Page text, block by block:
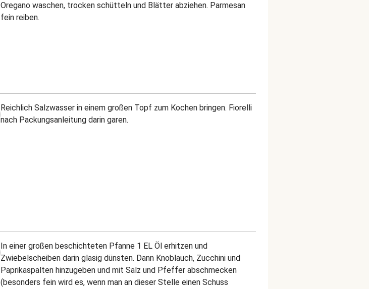
Oregano waschen, trocken schütteln und Blätter abziehen. Parmesan
fein reiben.
Reichlich Salzwasser in einem großen Topf zum Kochen bringen. Fiorelli
nach Packungsanleitung darin garen.
In einer großen beschichteten Pfanne 1 EL Öl erhitzen und
Zwiebelscheiben darin glasig dünsten. Dann Knoblauch, Zucchini und
Paprikaspalten hinzugeben und mit Salz und Pfeffer abschmecken
(besonders fein wird es, wenn man an dieser Stelle einen Schuss